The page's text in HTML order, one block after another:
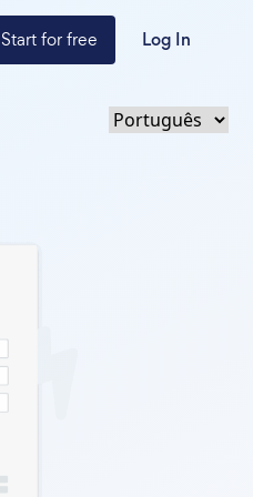
Start for free Log In